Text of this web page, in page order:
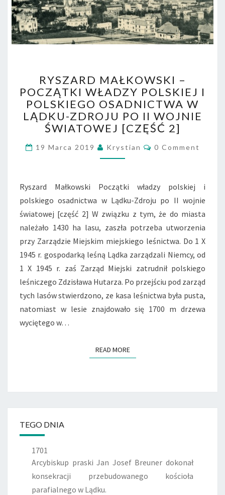
MAŁKOWSKI
–
POCZĄTKI
WŁADZY
POLSKIEJ
I
POLSKIEGO
OSADNICTWA
ZDROJU
PO
II
WOJNIE
ŚWIATOWEJ
[CZĘŚĆ
2]
RYSZARD MAŁKOWSKI –
POCZĄTKI WŁADZY POLSKIEJ I
POLSKIEGO OSADNICTWA W
LĄDKU-ZDROJU PO II WOJNIE
ŚWIATOWEJ [CZĘŚĆ 2]
19 Marca 2019 Krystian Comments
0 Comment
Ryszard Małkowski Początki władzy polskiej i
polskiego osadnictwa w Lądku-Zdroju po II wojnie
światowej [część 2] W związku z tym, że do miasta
należało 1430 ha lasu, zaszła potrzeba utworzenia
przy Zarządzie Miejskim miejskiego leśnictwa. Do 1 X
1945 r. gospodarką leśną Lądka zarządzali Niemcy, od
1 X 1945 r. zaś Zarząd Miejski zatrudnił polskiego
leśniczego Zdzisława Hutarza. Po przejściu pod zarząd
tych lasów stwierdzono, ze kasa leśnictwa była pusta,
natomiast w lesie znajdowało się 1700 m drzewa
wyciętego w…
READ MOREREAD MORE
TEGO DNIA
1701
Arcybiskup praski Jan Josef Breuner dokonał
konsekracji przebudowanego kościoła
parafialnego w Lądku.